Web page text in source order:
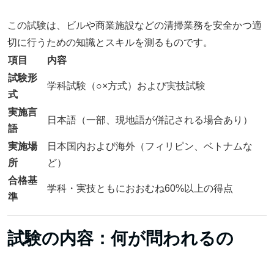
この試験は、ビルや商業施設などの清掃業務を安全かつ適
切に行うための知識とスキルを測るものです。
項目
内容
試験形
式
学科試験（○×方式）および実技試験
実施言
語
日本語（一部、現地語が併記される場合あり）
実施場
所
日本国内および海外（フィリピン、ベトナムな
ど）
合格基
準
学科・実技ともにおおむね60%以上の得点
試験の内容：何が問われるの